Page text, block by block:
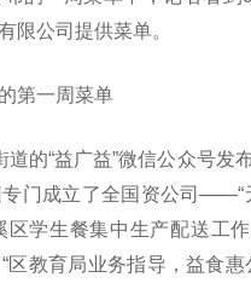
限公司提供菜单。
第一周菜单
的“益广益”微信公众号发
门成立了全国资公司——“
学生餐集中生产配送工
区教育局业务指导，益食